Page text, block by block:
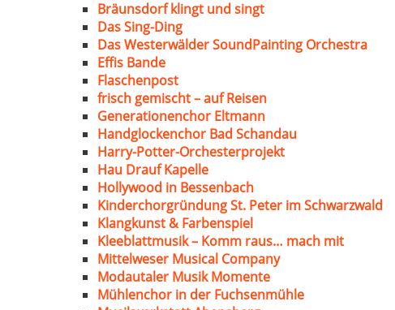
Bräunsdorf klingt und singt
Das Sing-Ding
Das Westerwälder SoundPainting Orchestra
Effis Bande
Flaschenpost
frisch gemischt – auf Reisen
Generationenchor Eltmann
Handglockenchor Bad Schandau
Harry-Potter-Orchesterprojekt
Hau Drauf Kapelle
Hollywood in Bessenbach
Kinderchorgründung St. Peter im Schwarzwald
Klangkunst & Farbenspiel
Kleeblattmusik – Komm raus… mach mit
Mittelweser Musical Company
Modautaler Musik Momente
Mühlenchor in der Fuchsenmühle